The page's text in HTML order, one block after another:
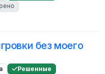
без моего
Решенные